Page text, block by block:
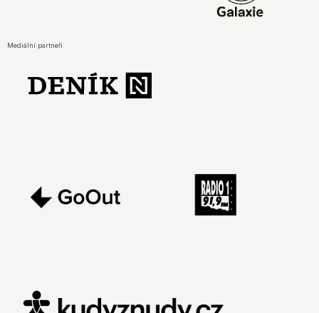
Mediální partneři